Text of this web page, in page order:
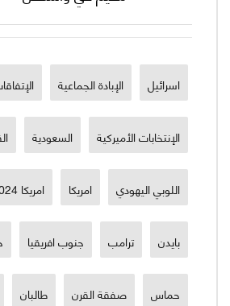
اسرائيل الإبادة الجماعية
الإنتخابات الأميركية السعودية
اللوبي اليهودي امريكا امريكا 2024
بايدن ترامب جنوب افريقيا
حماس صفقة القرن طالبان